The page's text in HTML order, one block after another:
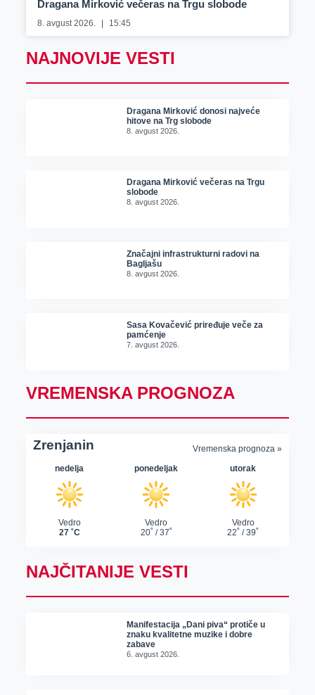
Dragana Mirković večeras na Trgu slobode
8. avgust 2026. 15:45
NAJNOVIJE VESTI
Dragana Mirković donosi najveće
hitove na Trg slobode
8. avgust 2026.
Dragana Mirković večeras na Trgu
slobode
8. avgust 2026.
Značajni infrastrukturni radovi na
Bagljašu
8. avgust 2026.
Sasa Kovačević priređuje veče za
pamćenje
7. avgust 2026.
VREMENSKA PROGNOZA
NAJČITANIJE VESTI
Manifestacija „Dani piva“ protiče u
znaku kvalitetne muzike i dobre
zabave
6. avgust 2026.